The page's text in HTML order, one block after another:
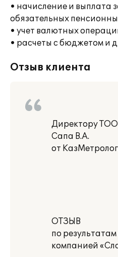
• начисление и выплата
обязательных
• учет валютных
• расчеты с бюджетом и
Отзыв клиента
Директору
Сапа В.А.
от
ОТЗЫВ
по
компанией